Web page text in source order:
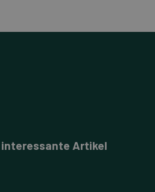
interessante Artikel